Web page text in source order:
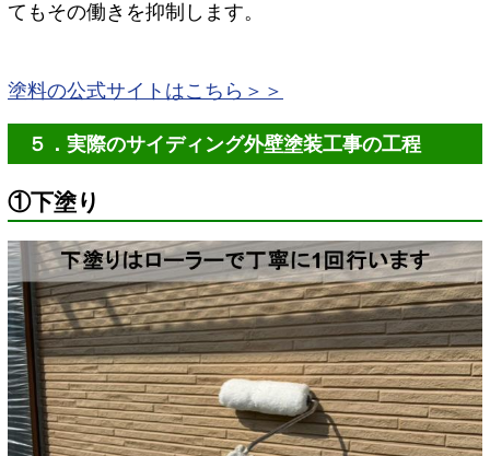
てもその働きを抑制します。
塗料の公式サイトはこちら＞＞
５．実際のサイディング外壁塗装工事の工程
①下塗り